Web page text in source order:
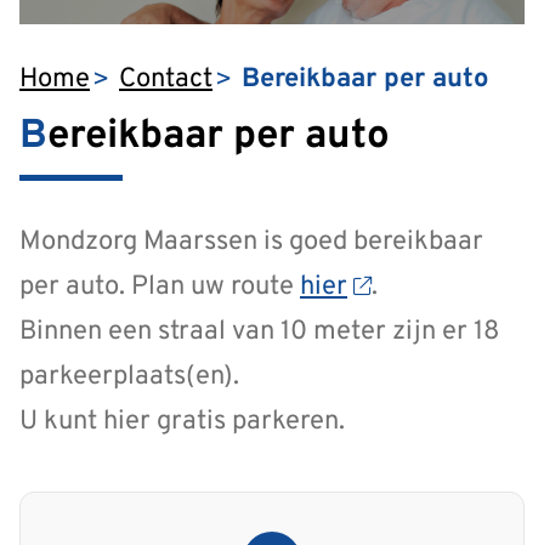
Home Contact Bereikbaar per auto
Bereikbaar per auto
Mondzorg Maarssen is goed bereikbaar
per auto. Plan uw route hier
.
Binnen een straal van 10 meter zijn er 18
parkeerplaats(en).
U kunt hier gratis parkeren.